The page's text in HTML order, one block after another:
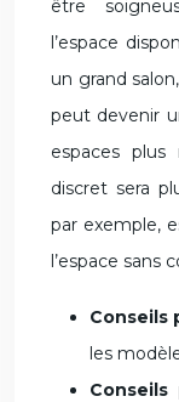
être
l’espace
un grand
peut devenir
espaces
discret sera
par exemple,
l’espace sans
Conseils
les